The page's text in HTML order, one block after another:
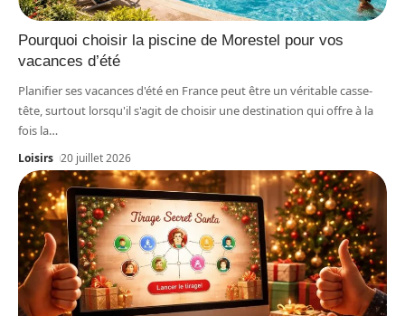
Pourquoi choisir la piscine de Morestel pour vos
vacances d’été
Planifier ses vacances d'été en France peut être un véritable casse-
tête, surtout lorsqu'il s'agit de choisir une destination qui offre à la
fois la…
Loisirs 20 juillet 2026